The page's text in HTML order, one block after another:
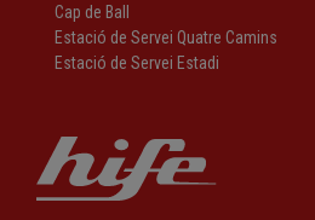
Cap de Ball
Estació de Servei Quatre Camins
Estació de Servei Estadi